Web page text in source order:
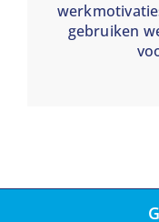
gebruiken